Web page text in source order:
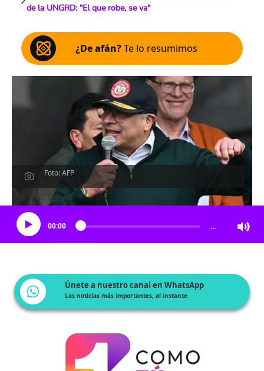
de la UNGRD: "El que robe, se va"
¿De afán?Te lo resumimos
Foto: AFP
Escucha el artículo
00:00 …
Únete a nuestro canal en WhatsApp
Las noticias más importantes, al instante